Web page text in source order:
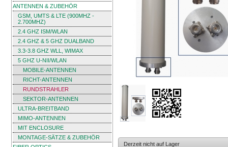
ANTENNEN & ZUBEHÖR
GSM, UMTS & LTE (900MHZ -
2.700MHZ)
2.4 GHZ ISM/WLAN
2.4 GHZ & 5 GHZ DUALBAND
3.3-3.8 GHZ WLL, WIMAX
5 GHZ U-NII/WLAN
MOBILE-ANTENNEN
RICHT-ANTENNEN
RUNDSTRAHLER
SEKTOR-ANTENNEN
ULTRA-BREITBAND
MIMO-ANTENNEN
MIT ENCLOSURE
MONTAGE-SÄTZE & ZUBEHÖR
Derzeit nicht auf Lager